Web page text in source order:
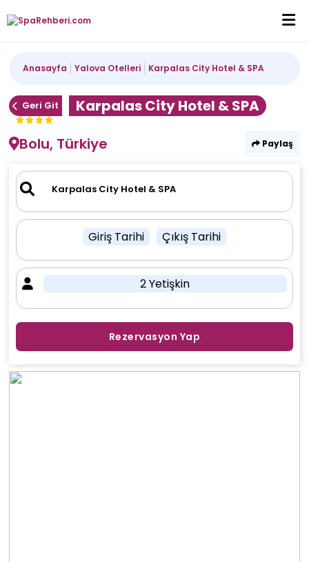
Anasayfa Yalova Otelleri Karpalas City Hotel & SPA
Geri Git
Karpalas City Hotel & SPA
Bolu, Türkiye
Paylaş
Giriş Tarihi Çıkış Tarihi
2 Yetişkin
Rezervasyon Yap